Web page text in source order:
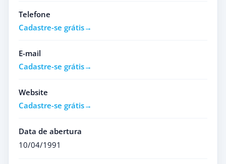
Telefone
Cadastre-se grátis
E-mail
Cadastre-se grátis
Website
Cadastre-se grátis
Data de abertura
10/04/1991